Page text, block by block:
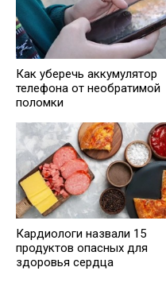
Как уберечь аккумулятор
телефона от необратимой
поломки
Кардиологи назвали 15
продуктов опасных для
здоровья сердца